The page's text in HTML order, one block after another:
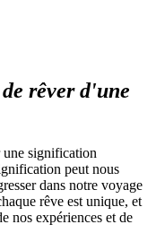
rêver d'une
signification
peut nous
dans notre voyage
rêve est unique, et
nos expériences et de